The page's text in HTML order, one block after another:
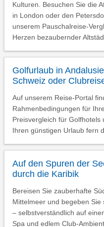
Kulturen. Besuchen Sie die
in London oder den
unserem Pauschalreise-
Herzen bezaubernder
Golfurlaub in
Schweiz oder
Auf unserem Reise-Portal
Rahmenbedingungen für
Preisvergleich für
Ihren günstigen Urlaub fern
Auf den Spuren der
durch die Karibik
Bereisen Sie zauberhafte
Mittelmeer und begeben
– selbstverständlich auf
Spa und edlem Club-